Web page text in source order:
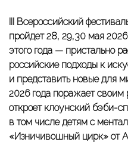
III Всероссийский
пройдет 28, 29,30 мая 2026
этого года — пристально
российские подходы к
и представить новые для
2026 года поражает своим
откроет клоунский бэби-
в том числе детям с
«Изничивошный цирк» от